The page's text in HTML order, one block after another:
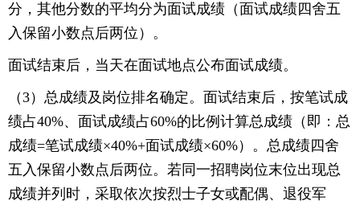
分，其他分数的平均分为面试成绩（面试成绩四舍五
入保留小数点后两位）。
面试结束后，当天在面试地点公布面试成绩。
（3）总成绩及岗位排名确定。面试结束后，按笔试成
绩占40%、面试成绩占60%的比例计算总成绩（即：总
成绩=笔试成绩×40%+面试成绩×60%）。总成绩四舍
五入保留小数点后两位。若同一招聘岗位末位出现总
成绩并列时，采取依次按烈士子女或配偶、退役军